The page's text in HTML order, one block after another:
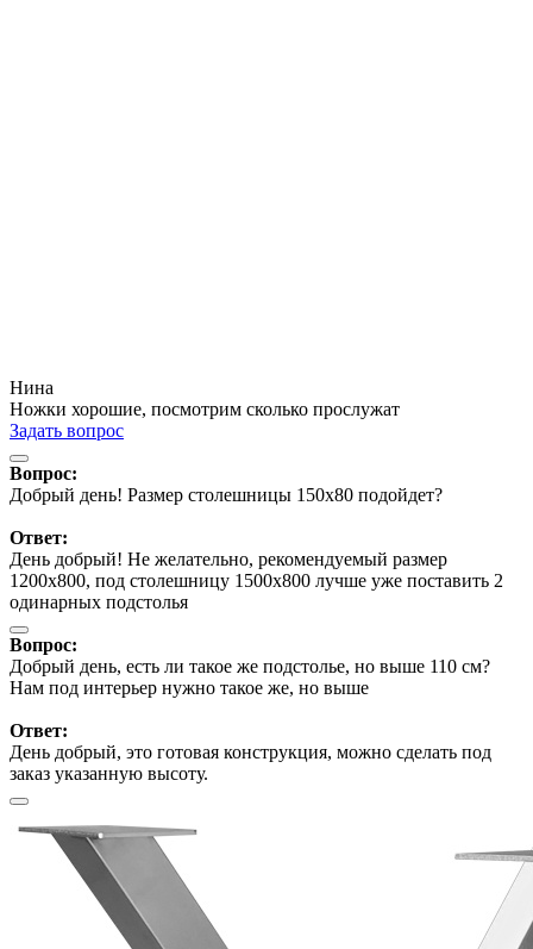
Нина
Ножки хорошие, посмотрим сколько прослужат
Задать вопрос
Вопрос:
Добрый день! Размер столешницы 150х80 подойдет?
Ответ:
День добрый! Не желательно, рекомендуемый размер
1200х800, под столешницу 1500х800 лучше уже поставить 2
одинарных подстолья
Вопрос:
Добрый день, есть ли такое же подстолье, но выше 110 см?
Нам под интерьер нужно такое же, но выше
Ответ:
День добрый, это готовая конструкция, можно сделать под
заказ указанную высоту.